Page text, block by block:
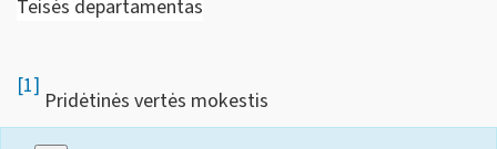
Teisės departamentas
[1]
Pridėtinės vertės mokestis